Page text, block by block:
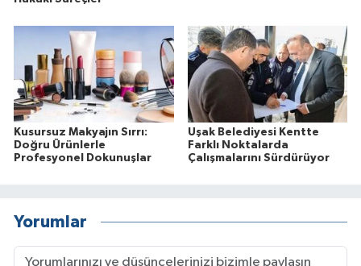
Kusursuz Makyajın Sırrı:
Doğru Ürünlerle
Profesyonel Dokunuşlar
Uşak Belediyesi Kentte
Farklı Noktalarda
Çalışmalarını Sürdürüyor
Yorumlar